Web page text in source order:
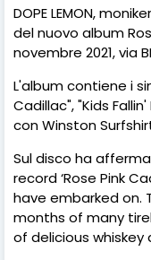
DOPE LEMON,
del nuovo album
novembre 2021, via
L'album contiene i
Cadillac", "Kids
con Winston
Sul disco ha
record ‘Rose Pink
have embarked on.
months of many
of delicious whiskey